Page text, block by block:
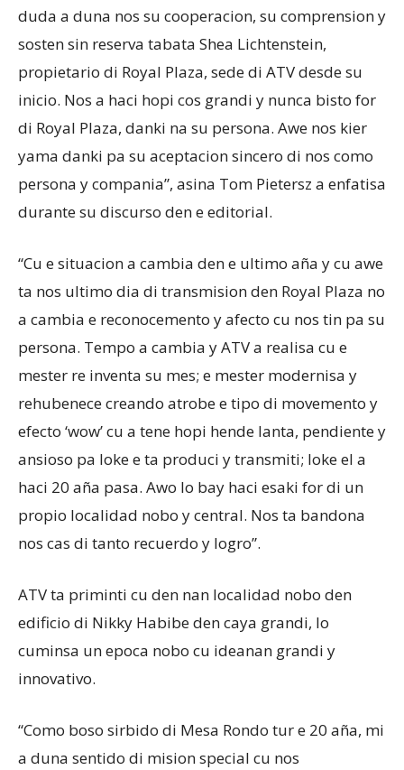
duda a duna nos su cooperacion, su comprension y
sosten sin reserva tabata Shea Lichtenstein,
propietario di Royal Plaza, sede di ATV desde su
inicio. Nos a haci hopi cos grandi y nunca bisto for
di Royal Plaza, danki na su persona. Awe nos kier
yama danki pa su aceptacion sincero di nos como
persona y compania”, asina Tom Pietersz a enfatisa
durante su discurso den e editorial.
“Cu e situacion a cambia den e ultimo aña y cu awe
ta nos ultimo dia di transmision den Royal Plaza no
a cambia e reconocemento y afecto cu nos tin pa su
persona. Tempo a cambia y ATV a realisa cu e
mester re inventa su mes; e mester modernisa y
rehubenece creando atrobe e tipo di movemento y
efecto ‘wow’ cu a tene hopi hende lanta, pendiente y
ansioso pa loke e ta produci y transmiti; loke el a
haci 20 aña pasa. Awo lo bay haci esaki for di un
propio localidad nobo y central. Nos ta bandona
nos cas di tanto recuerdo y logro”.
ATV ta priminti cu den nan localidad nobo den
edificio di Nikky Habibe den caya grandi, lo
cuminsa un epoca nobo cu ideanan grandi y
innovativo.
“Como boso sirbido di Mesa Rondo tur e 20 aña, mi
a duna sentido di mision special cu nos